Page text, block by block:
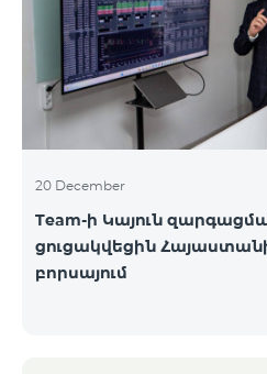
20 December
Team-ի Կայուն
ցուցակվեցին
բորսայում